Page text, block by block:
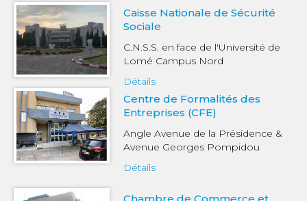
Caisse Nationale de Sécurité
Sociale
C.N.S.S. en face de l'Université de
Lomé Campus Nord
Détails
Centre de Formalités des
Entreprises (CFE)
Angle Avenue de la Présidence &
Avenue Georges Pompidou
Détails